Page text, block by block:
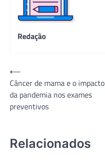
Redação
Navegação
de
Post
⟵
Câncer de mama e o impacto
da pandemia nos exames
preventivos
Relacionados